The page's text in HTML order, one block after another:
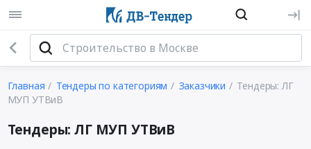
Главная Тендеры по категориям Заказчики
Тендеры: ЛГ
МУП УТВиВ
Тендеры: ЛГ МУП УТВиВ